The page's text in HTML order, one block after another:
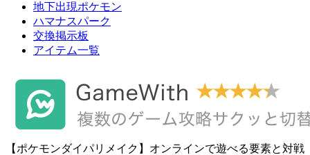
地下出現ポケモン
ハマナスパーク
交換掲示板
アイテム一覧
【ポケモンダイパリメイク】オンラインで遊べる要素と対戦